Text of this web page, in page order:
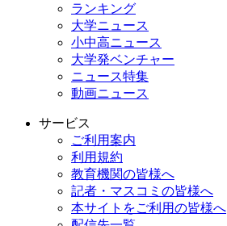
ランキング
大学ニュース
小中高ニュース
大学発ベンチャー
ニュース特集
動画ニュース
サービス
ご利用案内
利用規約
教育機関の皆様へ
記者・マスコミの皆様へ
本サイトをご利用の皆様へ